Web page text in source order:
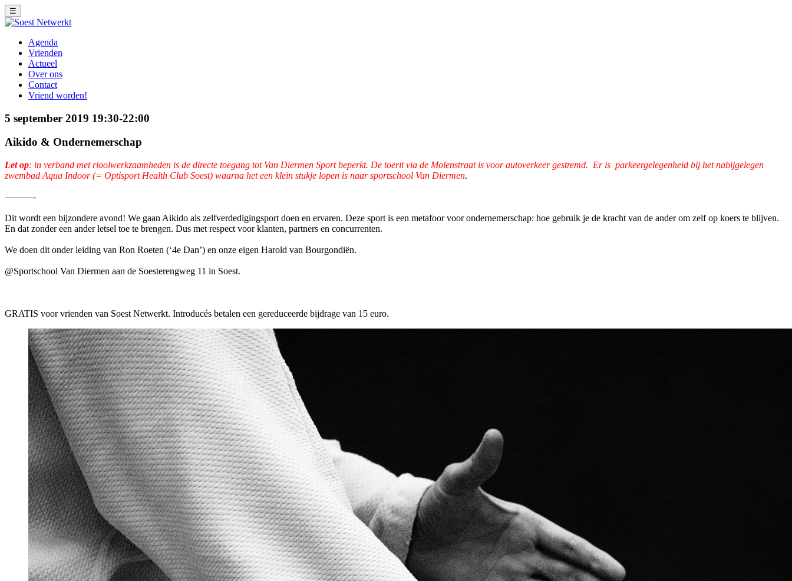
☰
Agenda
Vrienden
Actueel
Over ons
Contact
Vriend worden!
5 september 2019 19:30-22:00
Aikido & Ondernemerschap
Let op: in verband met rioolwerkzaamheden is de directe toegang tot Van Diermen Sport beperkt. De toerit via de Molenstraat is voor autoverkeer gestremd. Er is parkeergelegenheid bij het nabijgelegen
zwembad Aqua Indoor (= Optisport Health Club Soest) waarna het een klein stukje lopen is naar sportschool Van Diermen.
———-
Dit wordt een bijzondere avond! We gaan Aikido als zelfverdedigingsport doen en ervaren. Deze sport is een metafoor voor ondernemerschap: hoe gebruik je de kracht van de ander om zelf op koers te blijven.
En dat zonder een ander letsel toe te brengen. Dus met respect voor klanten, partners en concurrenten.
We doen dit onder leiding van Ron Roeten (‘4e Dan’) en onze eigen Harold van Bourgondiën.
@Sportschool Van Diermen aan de Soesterengweg 11 in Soest.
GRATIS voor vrienden van Soest Netwerkt. Introducés betalen een gereduceerde bijdrage van 15 euro.